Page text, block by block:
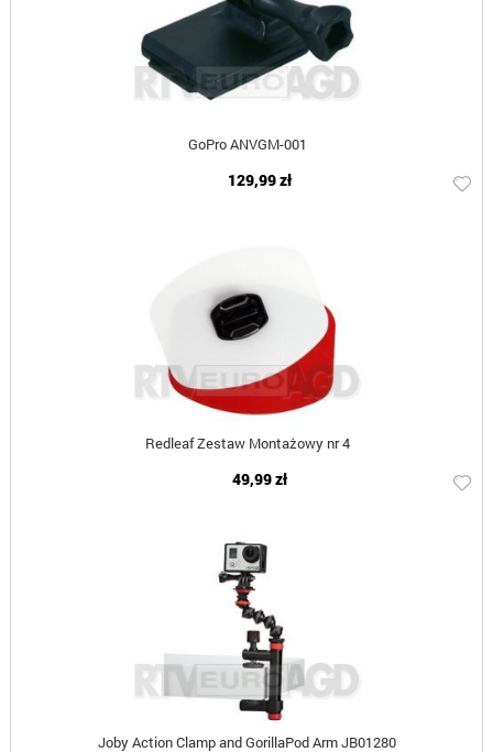
GoPro ANVGM-001
129,99 zł
Redleaf Zestaw Montażowy nr 4
49,99 zł
Joby Action Clamp and GorillaPod Arm JB01280